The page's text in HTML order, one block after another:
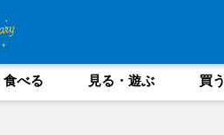
食べる 見る・遊ぶ 買う